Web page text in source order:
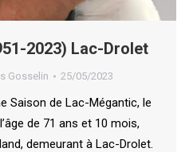
2023) Lac-Drolet
Gosselin 25/05/2023
Saison de Lac-Mégantic, le
de 71 ans et 10 mois,
demeurant à Lac-Drolet.